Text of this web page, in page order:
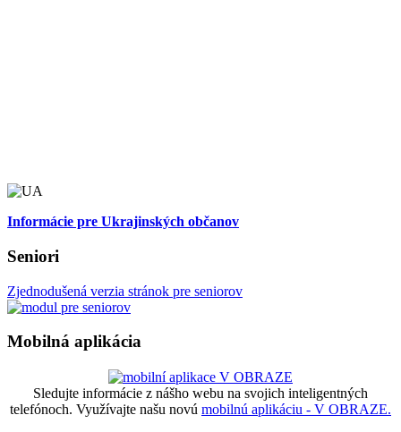
Informácie pre Ukrajinských občanov
Seniori
Zjednodušená verzia stránok pre seniorov
Mobilná aplikácia
Sledujte informácie z nášho webu na svojich inteligentných
telefónoch. Využívajte našu novú mobilnú aplikáciu - V OBRAZE.